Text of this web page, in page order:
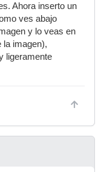
Ahora inserto un
ves abajo
y lo veas en
la imagen),
ligeramente